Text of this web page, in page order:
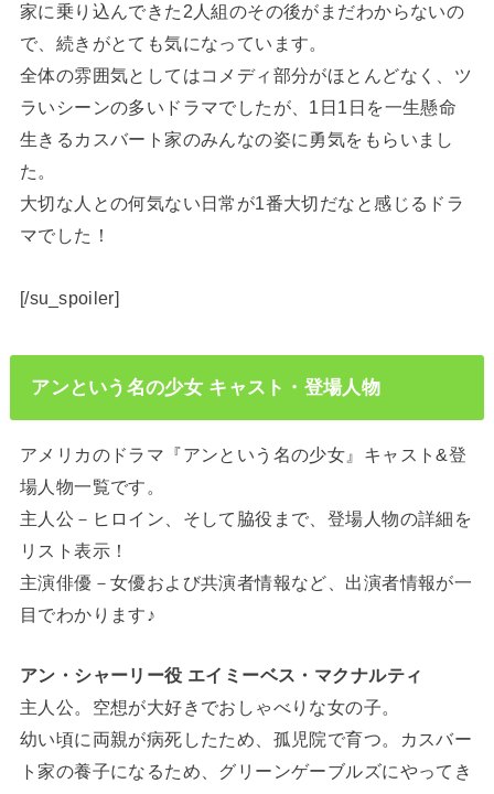
家に乗り込んできた2人組のその後がまだわからないの
で、続きがとても気になっています。
全体の雰囲気としてはコメディ部分がほとんどなく、ツ
ラいシーンの多いドラマでしたが、1日1日を一生懸命
生きるカスバート家のみんなの姿に勇気をもらいまし
た。
大切な人との何気ない日常が1番大切だなと感じるドラ
マでした！
[/su_spoiler]
アンという名の少女 キャスト・登場人物
アメリカのドラマ『アンという名の少女』キャスト&登
場人物一覧です。
主人公－ヒロイン、そして脇役まで、登場人物の詳細を
リスト表示！
主演俳優－女優および共演者情報など、出演者情報が一
目でわかります♪
アン・シャーリー役 エイミーベス・マクナルティ
主人公。空想が大好きでおしゃべりな女の子。
幼い頃に両親が病死したため、孤児院で育つ。カスバー
ト家の養子になるため、グリーンゲーブルズにやってき